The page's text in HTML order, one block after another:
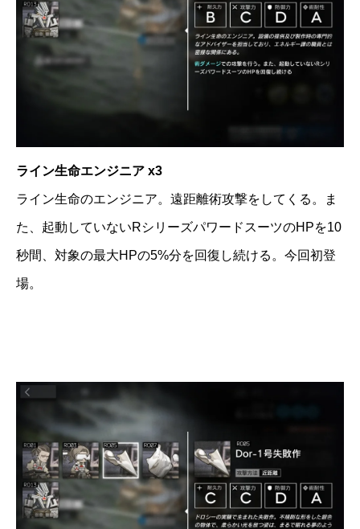
ライン生命エンジニア x3
ライン生命のエンジニア。遠距離術攻撃をしてくる。ま
た、起動していないRシリーズパワードスーツのHPを10
秒間、対象の最大HPの5%分を回復し続ける。今回初登
場。